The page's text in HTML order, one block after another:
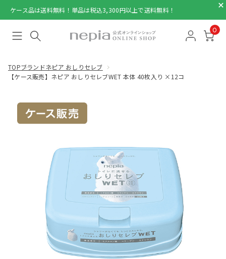
ケース品は送料無料！単品は税込3,300円以上で送料無料！
0
TOPブランドネピア おしりセレブ
【ケース販売】ネピア おしりセレブWET 本体 40枚入り ×12コ